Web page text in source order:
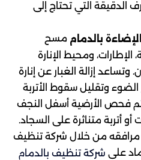
الدقيقة التي تحتاج إلى
بالدمام مسح
الإطارات، ومحيط الإنارة
وتساعد إزالة الغبار عن إنارة
وتقليل سقوط الأتربة
فحص الأرضية أسفل النجف
أتربة متناثرة على السجاد.
من خلال شركة تنظيف
على شركة تنظيف بالدمام